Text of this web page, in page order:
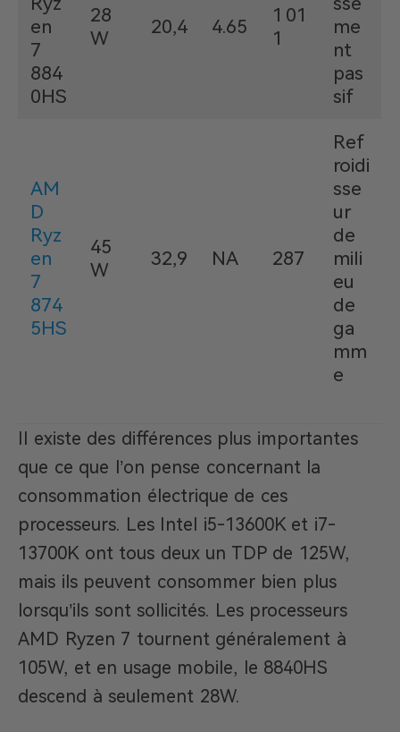
en
7
884
0HS
28
W
20,4 4.65
1 01
1
me
nt
pas
sif
AM
D
Ryz
en
7
874
5HS
45
W
32,9 NA 287
Ref
roidi
sse
ur
de
mili
eu
de
ga
mm
e
Il existe des différences plus importantes
que ce que l’on pense concernant la
consommation électrique de ces
processeurs. Les Intel i5-13600K et i7-
13700K ont tous deux un TDP de 125W,
mais ils peuvent consommer bien plus
lorsqu’ils sont sollicités. Les processeurs
AMD Ryzen 7 tournent généralement à
105W, et en usage mobile, le 8840HS
descend à seulement 28W.